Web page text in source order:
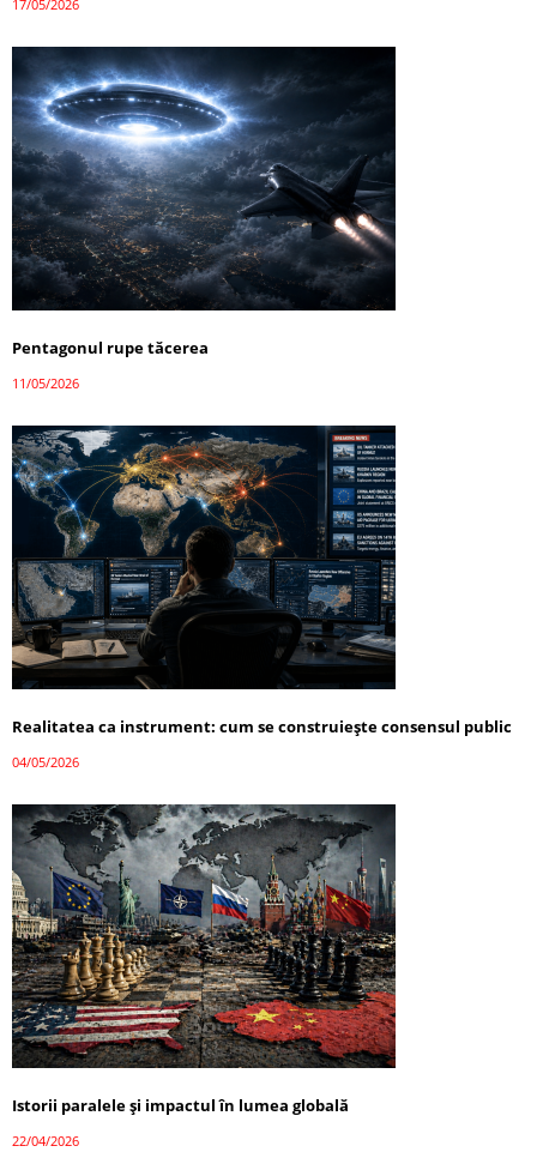
17/05/2026
Pentagonul rupe tăcerea
11/05/2026
Realitatea ca instrument: cum se construiește consensul public
04/05/2026
Istorii paralele și impactul în lumea globală
22/04/2026